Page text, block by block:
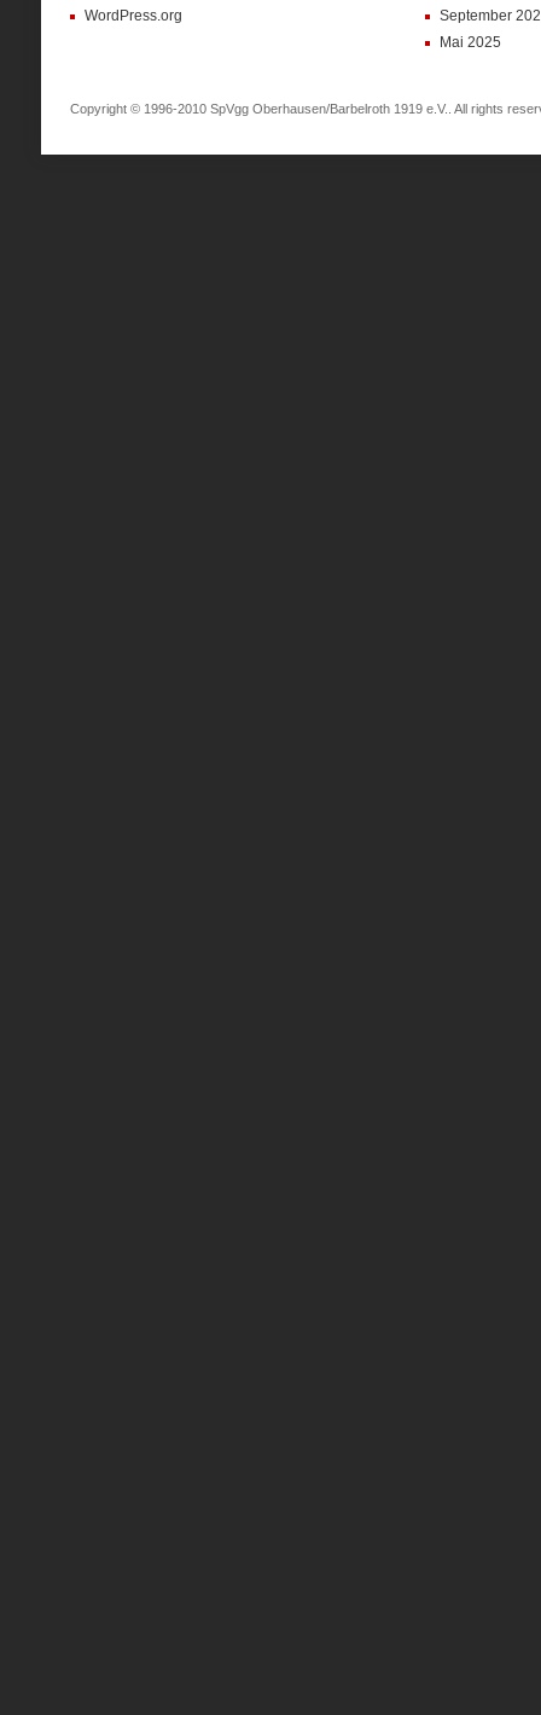
WordPress.org
September
Mai 2025
Copyright © 1996-2010 SpVgg Oberhausen/Barbelroth 1919 e.V.. All rights